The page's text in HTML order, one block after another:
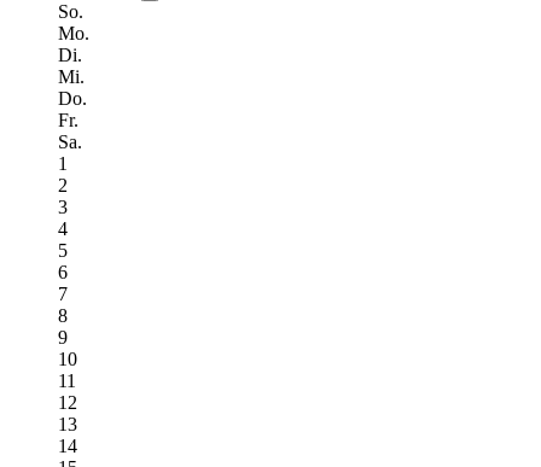
So.
Mo.
Di.
Mi.
Do.
Fr.
Sa.
1
2
3
4
5
6
7
8
9
10
11
12
13
14